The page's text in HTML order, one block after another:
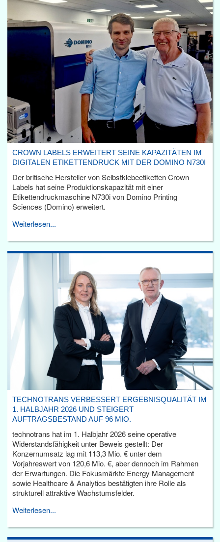
CROWN LABELS ERWEITERT SEINE KAPAZITÄTEN IM
DIGITALEN ETIKETTENDRUCK MIT DER DOMINO N730I
Der britische Hersteller von Selbstklebeetiketten Crown
Labels hat seine Produktionskapazität mit einer
Etikettendruckmaschine N730i von Domino Printing
Sciences (Domino) erweitert.
Weiterlesen...
TECHNOTRANS VERBESSERT ERGEBNISQUALITÄT IM
1. HALBJAHR 2026 UND STEIGERT
AUFTRAGSBESTAND AUF 96 MIO.
technotrans hat im 1. Halbjahr 2026 seine operative
Widerstandsfähigkeit unter Beweis gestellt: Der
Konzernumsatz lag mit 113,3 Mio. € unter dem
Vorjahreswert von 120,6 Mio. €, aber dennoch im Rahmen
der Erwartungen. Die Fokusmärkte Energy Management
sowie Healthcare & Analytics bestätigten ihre Rolle als
strukturell attraktive Wachstumsfelder.
Weiterlesen...